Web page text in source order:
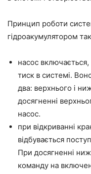
Принцип роботи
гідроакумулятором
насос
тиск в системі.
два: верхнього і
досягненні
насос.
при відкриванні
відбувається
При досягненні
команду на